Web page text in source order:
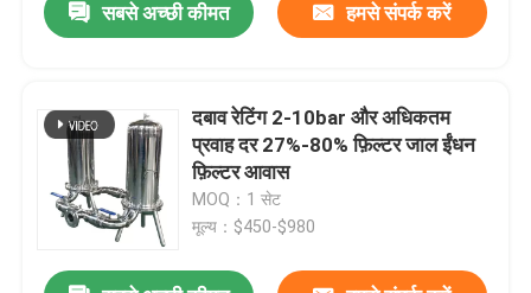
सबसे अच्छी कीमत हमसे संपर्क करें
दबाव रेटिंग 2-10bar और अधिकतम
प्रवाह दर 27%-80% फ़िल्टर जाल ईंधन
फ़िल्टर आवास
MOQ：1 सेट
मूल्य：$450-$980